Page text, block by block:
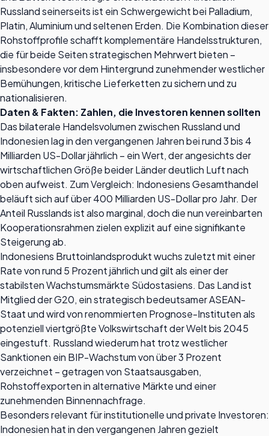
Russland seinerseits ist ein Schwergewicht bei Palladium,
Platin, Aluminium und seltenen Erden. Die Kombination dieser
Rohstoffprofile schafft komplementäre Handelsstrukturen,
die für beide Seiten strategischen Mehrwert bieten –
insbesondere vor dem Hintergrund zunehmender westlicher
Bemühungen, kritische Lieferketten zu sichern und zu
nationalisieren.
Daten & Fakten: Zahlen, die Investoren kennen sollten
Das bilaterale Handelsvolumen zwischen Russland und
Indonesien lag in den vergangenen Jahren bei rund 3 bis 4
Milliarden US-Dollar jährlich – ein Wert, der angesichts der
wirtschaftlichen Größe beider Länder deutlich Luft nach
oben aufweist. Zum Vergleich: Indonesiens Gesamthandel
beläuft sich auf über 400 Milliarden US-Dollar pro Jahr. Der
Anteil Russlands ist also marginal, doch die nun vereinbarten
Kooperationsrahmen zielen explizit auf eine signifikante
Steigerung ab.
Indonesiens Bruttoinlandsprodukt wuchs zuletzt mit einer
Rate von rund 5 Prozent jährlich und gilt als einer der
stabilsten Wachstumsmärkte Südostasiens. Das Land ist
Mitglied der G20, ein strategisch bedeutsamer ASEAN-
Staat und wird von renommierten Prognose-Instituten als
potenziell viertgrößte Volkswirtschaft der Welt bis 2045
eingestuft. Russland wiederum hat trotz westlicher
Sanktionen ein BIP-Wachstum von über 3 Prozent
verzeichnet – getragen von Staatsausgaben,
Rohstoffexporten in alternative Märkte und einer
zunehmenden Binnennachfrage.
Besonders relevant für institutionelle und private Investoren:
Indonesien hat in den vergangenen Jahren gezielt